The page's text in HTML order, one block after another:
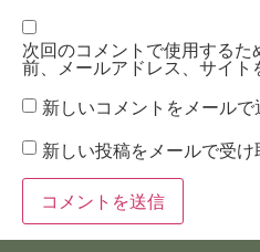
次回のコメントで使用するた
前、メールアドレス、サイト
新しいコメントをメールで
新しい投稿をメールで受け